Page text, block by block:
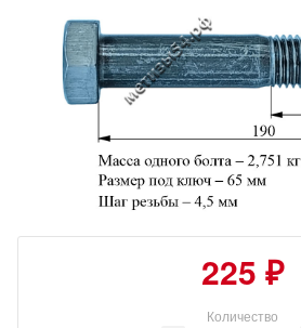
225 ₽
Количество